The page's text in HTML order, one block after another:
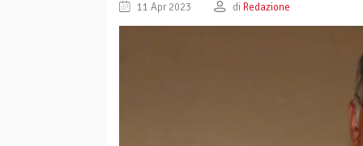
11 Apr 2023 di Redazione